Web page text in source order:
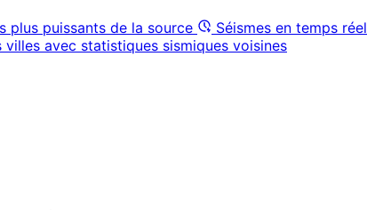
plus puissants de la source Séismes en temps réel
villes avec statistiques sismiques voisines